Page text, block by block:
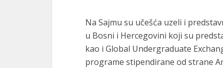
Na Sajmu su učešća uzeli i
u Bosni i Hercegovini koji su
kao i Global Undergraduate
programe stipendirane od strane